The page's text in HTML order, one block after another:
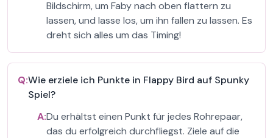
Bildschirm, um Faby nach oben flattern zu
lassen, und lasse los, um ihn fallen zu lassen. Es
dreht sich alles um das Timing!
Q:Wie erziele ich Punkte in Flappy Bird auf Spunky
Spiel?
A:Du erhältst einen Punkt für jedes Rohrepaar,
das du erfolgreich durchfliegst. Ziele auf die